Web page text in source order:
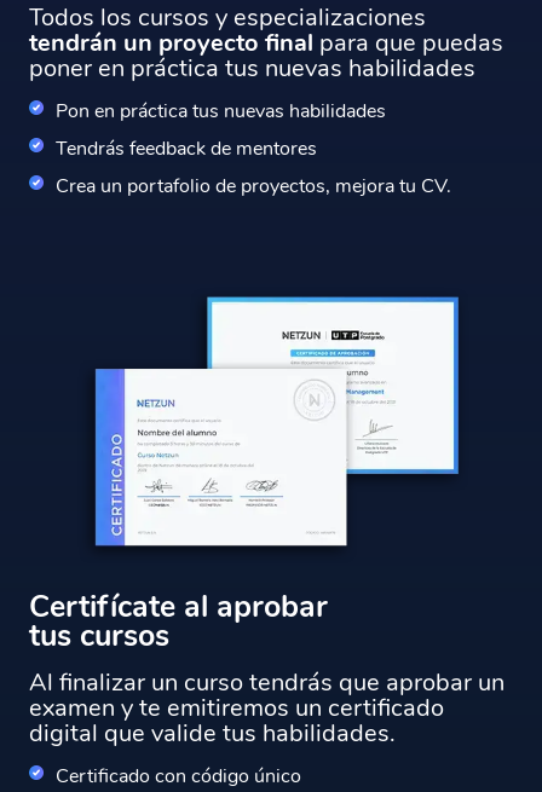
Todos los cursos y especializaciones
tendrán un proyecto final para que puedas
poner en práctica tus nuevas habilidades
Pon en práctica tus nuevas habilidades
Tendrás feedback de mentores
Crea un portafolio de proyectos, mejora tu CV.
Certifícate al aprobar
tus cursos
Al finalizar un curso tendrás que aprobar un
examen y te emitiremos un certificado
digital que valide tus habilidades.
Certificado con código único